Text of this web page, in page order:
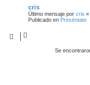
cris
Último mensaje por cris «
Publicado en Preséntate
Se